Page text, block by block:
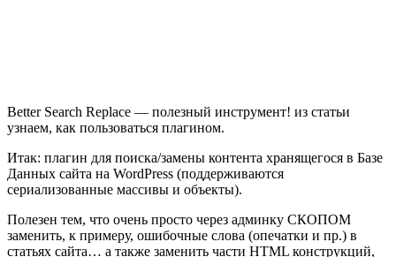
Better Search Replace — полезный инструмент! из статьи
узнаем, как пользоваться плагином.
Итак: плагин для поиска/замены контента хранящегося в Базе
Данных сайта на WordPress (поддерживаются
сериализованные массивы и объекты).
Полезен тем, что очень просто через админку СКОПОМ
заменить, к примеру, ошибочные слова (опечатки и пр.) в
статьях сайта… а также заменить части HTML конструкций,